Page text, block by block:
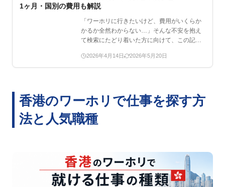
1ヶ月・国別の費用も解説
「ワーホリに行きたいけど、費用がいくらか
かるか全然わからない…」そんな不安を抱え
て検索にたどり着いた方に向けて、この記事
2026年4月14日 2026年5月20日
香港のワーホリで仕事を探す方
法と人気職種